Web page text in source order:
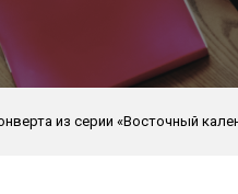
из серии «Восточный